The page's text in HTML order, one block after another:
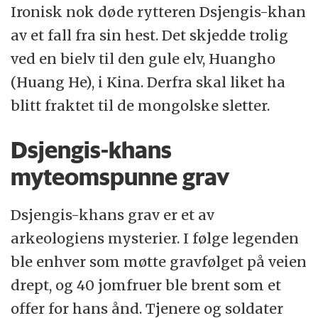
Da mongolene var på høyden av sin makt,
tror man de kan ha vært så få som 200 000.
Men de var til gjengjeld blodtørstige nok. I
følge Khubilai-khan selv ble trolig 18
millioner drept bare i erobringen av
Noen kilder hevder at det mongolske rike
på høyden av sin makt var det største
gjennom alle tider, og så stort som 36
milloner kvadratkilometer.
Kilde: Store Norske Leksikon, Wikipedia
Ironisk nok døde rytteren Dsjengis-khan
av et fall fra sin hest. Det skjedde trolig
ved en bielv til den gule elv, Huangho
(Huang He), i Kina. Derfra skal liket ha
blitt fraktet til de mongolske sletter.
Dsjengis-khans
myteomspunne grav
Dsjengis-khans grav er et av
arkeologiens mysterier. I følge legenden
ble enhver som møtte gravfølget på veien
drept, og 40 jomfruer ble brent som et
offer for hans ånd. Tjenere og soldater